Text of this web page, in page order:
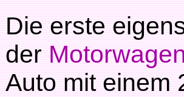
Die erste
der
Auto mit einem